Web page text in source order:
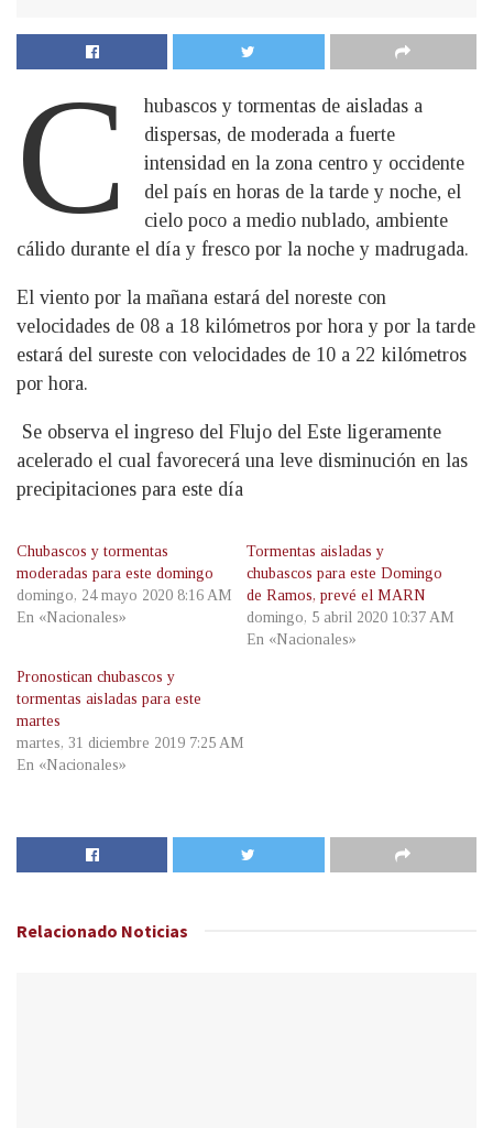
C
hubascos y tormentas de aisladas a
dispersas, de moderada a fuerte
intensidad en la zona centro y occidente
del país en horas de la tarde y noche, el
cielo poco a medio nublado, ambiente
cálido durante el día y fresco por la noche y madrugada.
El viento por la mañana estará del noreste con
velocidades de 08 a 18 kilómetros por hora y por la tarde
estará del sureste con velocidades de 10 a 22 kilómetros
por hora.
Se observa el ingreso del Flujo del Este ligeramente
acelerado el cual favorecerá una leve disminución en las
precipitaciones para este día
Chubascos y tormentas
moderadas para este domingo
domingo, 24 mayo 2020 8:16 AM
En «Nacionales»
Tormentas aisladas y
chubascos para este Domingo
de Ramos, prevé el MARN
domingo, 5 abril 2020 10:37 AM
En «Nacionales»
Pronostican chubascos y
tormentas aisladas para este
martes
martes, 31 diciembre 2019 7:25 AM
En «Nacionales»
Relacionado Noticias